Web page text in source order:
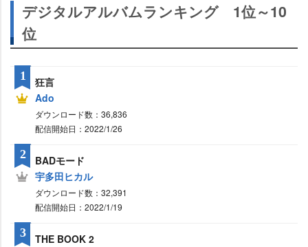
デジタルアルバムランキング 1位～10
位
狂言
Ado
ダウンロード数：36,836
配信開始日：2022/1/26
1
BADモード
宇多田ヒカル
ダウンロード数：32,391
配信開始日：2022/1/19
2
THE BOOK 2
3